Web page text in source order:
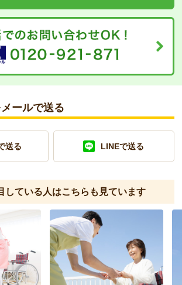
ールで送る
送る LINEで送る
している人はこちらも見ています